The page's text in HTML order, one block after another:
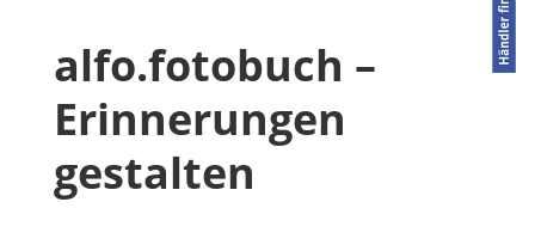
alfo.fotobuch –
Erinnerungen
gestalten